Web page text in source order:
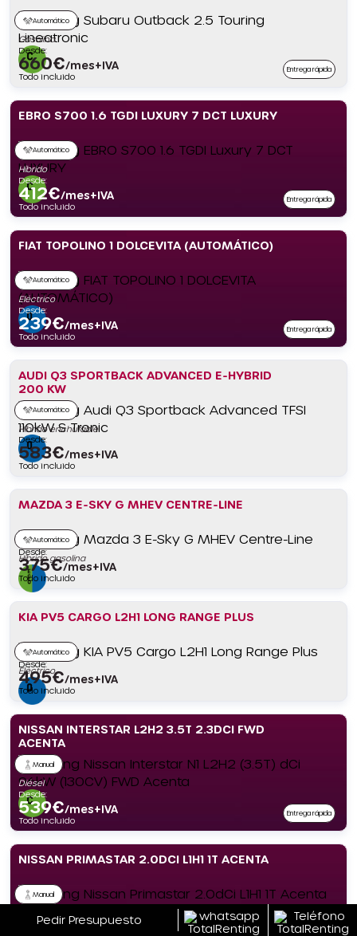
Automático
Gasolina
Desde:
660€/mes+IVA
Todo incluido
Entrega rápida
EBRO S700 1.6 TGDI LUXURY 7 DCT LUXURY
Automático
Híbrido
Desde:
412€/mes+IVA
Todo incluido
Entrega rápida
FIAT TOPOLINO 1 DOLCEVITA (AUTOMÁTICO)
Automático
Eléctrico
Desde:
239€/mes+IVA
Todo incluido
Entrega rápida
AUDI Q3 SPORTBACK ADVANCED E-HYBRID
200 KW
Automático
Híbrido enchufable
Desde:
583€/mes+IVA
Todo incluido
MAZDA 3 E-SKY G MHEV CENTRE-LINE
Automático
Híbrido gasolina
Desde:
375€/mes+IVA
Todo incluido
KIA PV5 CARGO L2H1 LONG RANGE PLUS
Automático
Eléctrico
Desde:
495€/mes+IVA
Todo incluido
NISSAN INTERSTAR L2H2 3.5T 2.3DCI FWD
ACENTA
Manual
Diésel
Desde:
539€/mes+IVA
Todo incluido
Entrega rápida
NISSAN PRIMASTAR 2.0DCI L1H1 1T ACENTA
Manual
Desde:
489€ /mes+IVA Entrega rápida
Pedir Presupuesto